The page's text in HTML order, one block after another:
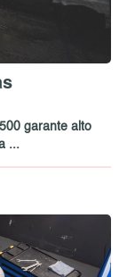
garante alto
...